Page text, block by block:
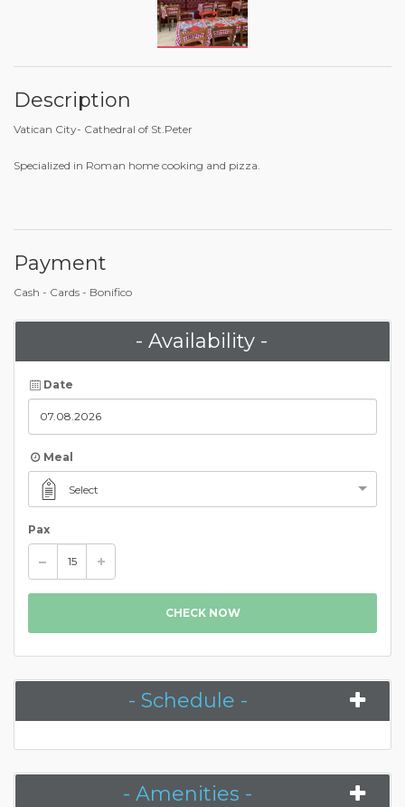
Description
Vatican City- Cathedral of St.Peter
Specialized in Roman home cooking and pizza.
Payment
Cash - Cards - Bonifico
- Availability -
Date
Meal
Select
Pax
CHECK NOW
- Schedule -
- Amenities -